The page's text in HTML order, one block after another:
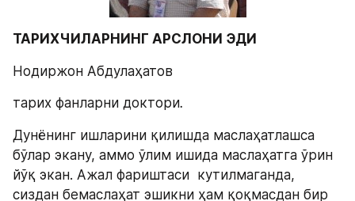
ТАРИХЧИЛАРНИНГ АРСЛОНИ ЭДИ
Нодиржон Абдулаҳатов
тарих фанларни доктори.
Дунёнинг ишларини қилишда маслаҳатлашса
бўлар экану, аммо ўлим ишида маслаҳатга ўрин
йўқ экан. Ажал фариштаси  кутилмаганда,
сиздан бемаслаҳат эшикни ҳам қоқмасдан бир